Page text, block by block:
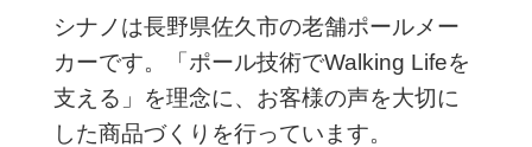
シナノは長野県佐久市の老舗ポールメー
カーです。「ポール技術でWalking Lifeを
支える」を理念に、お客様の声を大切に
した商品づくりを行っています。